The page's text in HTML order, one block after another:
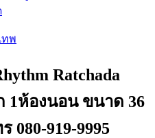
ทพ
Ratchada
1ห้องนอน ขนาด 36
080-919-9995